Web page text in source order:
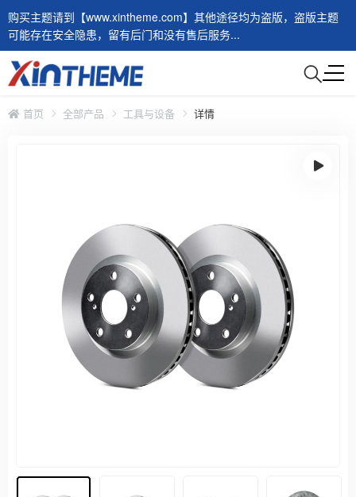
购买主题请到【www.xintheme.com】其他途径均为盗版，盗版主题
可能存在安全隐患，留有后门和没有售后服务...
首页 全部产品 工具与设备 详情